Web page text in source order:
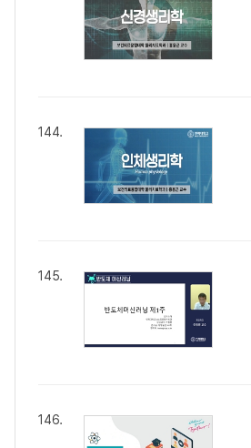
144.
145.
146.